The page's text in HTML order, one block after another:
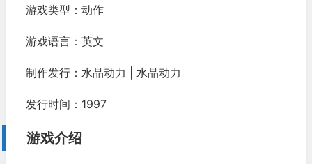
游戏类型：动作
游戏语言：英文
制作发行：水晶动力 | 水晶动力
发行时间：1997
游戏介绍